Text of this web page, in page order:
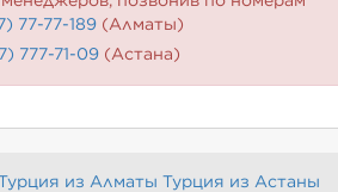
77-77-189 (Алматы)
777-71-09 (Астана)
Турция из Алматы Турция из Астаны